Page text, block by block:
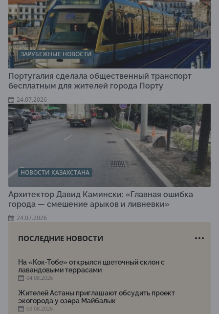
ЗАРУБЕЖНЫЕ НОВОСТИ
Португалия сделала общественный транспорт
бесплатным для жителей города Порту
24.07.2026
НОВОСТИ КАЗАХСТАНА
Архитектор Давид Камински: «Главная ошибка
города — смешение арыков и ливневки»
24.07.2026
ПОСЛЕДНИЕ НОВОСТИ
На «Кок-Тобе» открылся цветочный склон с
лавандовыми террасами
04.08.2026
Жителей Астаны приглашают обсудить проект
экогорода у озера Майбалык
03.08.2026